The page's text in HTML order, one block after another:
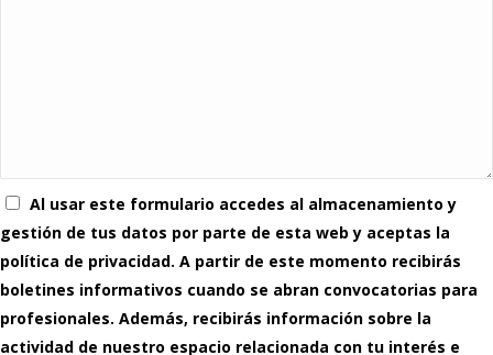
Al usar este formulario accedes al almacenamiento y
gestión de tus datos por parte de esta web y aceptas la
política de privacidad. A partir de este momento recibirás
boletines informativos cuando se abran convocatorias para
profesionales. Además, recibirás información sobre la
actividad de nuestro espacio relacionada con tu interés e